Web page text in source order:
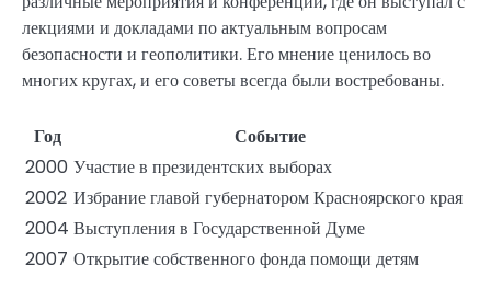
лекциями и докладами по актуальным вопросам
безопасности и геополитики. Его мнение ценилось во
многих кругах, и его советы всегда были востребованы.
Год
Событие
2000 Участие в президентских выборах
2002 Избрание главой губернатором Красноярского края
2004 Выступления в Государственной Думе
2007 Открытие собственного фонда помощи детям